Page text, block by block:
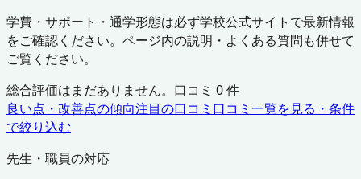
学費・サポート・通学形態は必ず学校公式サイトで最新情報
をご確認ください。ページ内の説明・よくある質問も併せて
ご覧ください。
総合評価はまだありません。口コミ 0件
良い点・改善点の傾向注目の口コミ 口コミ一覧を見る・条件
で絞り込む
先生・職員の対応